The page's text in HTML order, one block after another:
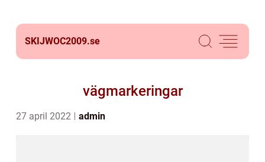
SKIJWOC2009.se
vägmarkeringar
27 april 2022 admin